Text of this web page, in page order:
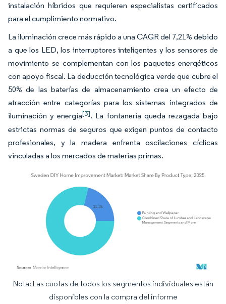
instalación híbridos que requieren especialistas certificados
para el cumplimiento normativo.
La iluminación crece más rápido a una CAGR del 7,21% debido
a que los LED, los interruptores inteligentes y los sensores de
movimiento se complementan con los paquetes energéticos
con apoyo fiscal. La deducción tecnológica verde que cubre el
50% de las baterías de almacenamiento crea un efecto de
atracción entre categorías para los sistemas integrados de
iluminación y energía[3]. La fontanería queda rezagada bajo
estrictas normas de seguros que exigen puntos de contacto
profesionales, y la madera enfrenta oscilaciones cíclicas
vinculadas a los mercados de materias primas.
Imagen © Mordor Intelligence. El uso requiere atribución según CC BY 4.0.
Nota: Las cuotas de todos los segmentos individuales están
disponibles con la compra del informe